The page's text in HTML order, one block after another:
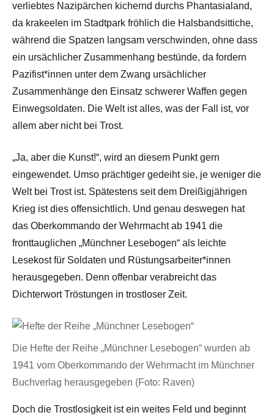
verliebtes Nazipärchen kichernd durchs Phantasialand,
da krakeelen im Stadtpark fröhlich die Halsbandsittiche,
während die Spatzen langsam verschwinden, ohne dass
ein ursächlicher Zusammenhang bestünde, da fordern
Pazifist*innen unter dem Zwang ursächlicher
Zusammenhänge den Einsatz schwerer Waffen gegen
Einwegsoldaten. Die Welt ist alles, was der Fall ist, vor
allem aber nicht bei Trost.
„Ja, aber die Kunst!“, wird an diesem Punkt gern
eingewendet. Umso prächtiger gedeiht sie, je weniger die
Welt bei Trost ist. Spätestens seit dem Dreißigjährigen
Krieg ist dies offensichtlich. Und genau deswegen hat
das Oberkommando der Wehrmacht ab 1941 die
fronttauglichen „Münchner Lesebogen“ als leichte
Lesekost für Soldaten und Rüstungsarbeiter*innen
herausgegeben. Denn offenbar verabreicht das
Dichterwort Tröstungen in trostloser Zeit.
Die Hefte der Reihe „Münchner Lesebogen“ wurden ab
1941 vom Oberkommando der Wehrmacht im Münchner
Buchverlag herausgegeben (Foto: Raven)
Doch die Trostlosigkeit ist ein weites Feld und beginnt